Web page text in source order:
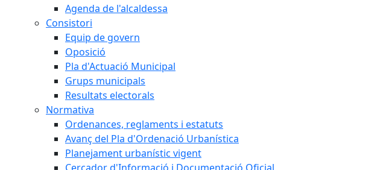
Agenda de l'alcaldessa
Consistori
Equip de govern
Oposició
Pla d'Actuació Municipal
Grups municipals
Resultats electorals
Normativa
Ordenances, reglaments i estatuts
Avanç del Pla d'Ordenació Urbanística
Planejament urbanístic vigent